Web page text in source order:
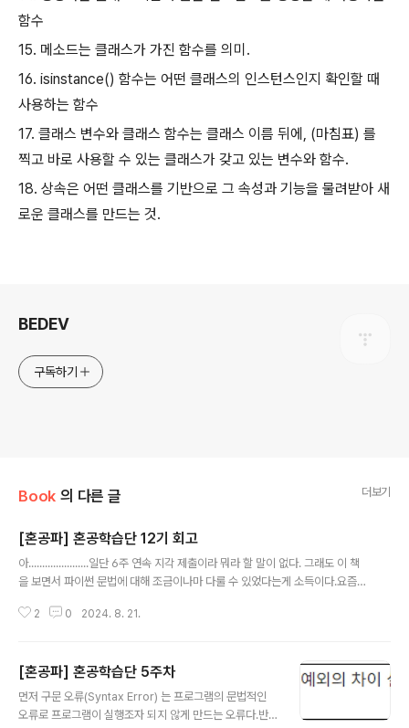
함수
15. 메소드는 클래스가 가진 함수를 의미.
16. isinstance() 함수는 어떤 클래스의 인스턴스인지 확인할 때
사용하는 함수
17. 클래스 변수와 클래스 함수는 클래스 이름 뒤에, (마침표) 를
찍고 바로 사용할 수 있는 클래스가 갖고 있는 변수와 함수.
18. 상속은 어떤 클래스를 기반으로 그 속성과 기능을 물려받아 새
로운 클래스를 만드는 것.
BEDEV
구독하기
Book 의 다른 글 더보기
[혼공파] 혼공학습단 12기 회고
아......................일단 6주 연속 지각 제출이라 뭐라 할 말이 없다. 그래도 이 책
을 보면서 파이썬 문법에 대해 조금이나마 다룰 수 있었다는게 소득이다.요즘들
앞으로 나가야 뭐라도 하지 않겠나 라는 생각을 요즘 들어서 많이 하고 있는 만
시작해야지...
2 0 2024. 8. 21.
[혼공파] 혼공학습단 5주차
먼저 구문 오류(Syntax Error) 는 프로그램의 문법적인
오류로 프로그램이 실행조자 되지 않게 만드는 오류다.반